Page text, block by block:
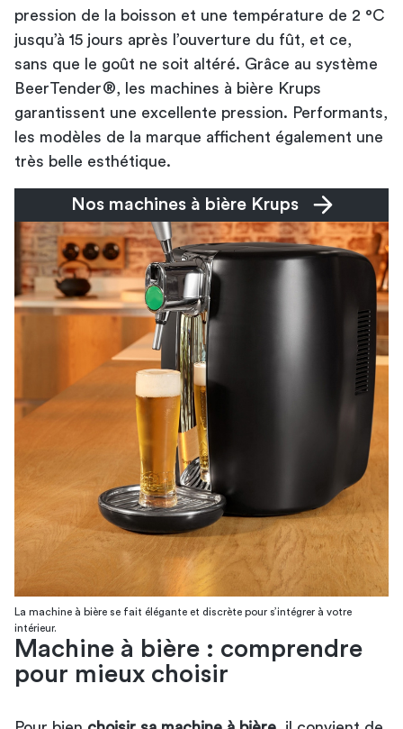
La machine à bière se fait élégante et discrète pour s’intégrer à votre
intérieur.
pression de la boisson et une température de 2 °C
jusqu’à 15 jours après l’ouverture du fût, et ce,
sans que le goût ne soit altéré. Grâce au système
BeerTender®, les machines à bière Krups
garantissent une excellente pression. Performants,
les modèles de la marque affichent également une
très belle esthétique.
Nos machines à bière Krups
Machine à bière : comprendre
pour mieux choisir